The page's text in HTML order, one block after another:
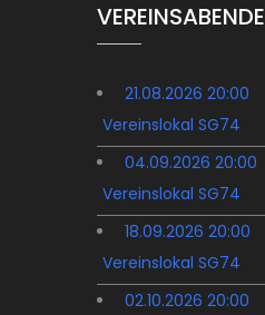
VEREINSABENDE
21.08.2026 20:00
Vereinslokal SG74
04.09.2026 20:00
Vereinslokal SG74
18.09.2026 20:00
Vereinslokal SG74
02.10.2026 20:00